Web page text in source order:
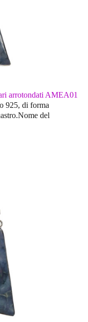
arrotondati AMEA01
925, di forma
del